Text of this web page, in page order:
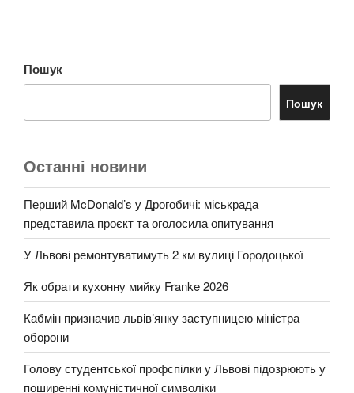
Пошук
Пошук
Останні новини
Перший McDonald’s у Дрогобичі: міськрада
представила проєкт та оголосила опитування
У Львові ремонтуватимуть 2 км вулиці Городоцької
Як обрати кухонну мийку Franke 2026
Кабмін призначив львів’янку заступницею міністра
оборони
Голову студентської профспілки у Львові підозрюють у
поширенні комуністичної символіки